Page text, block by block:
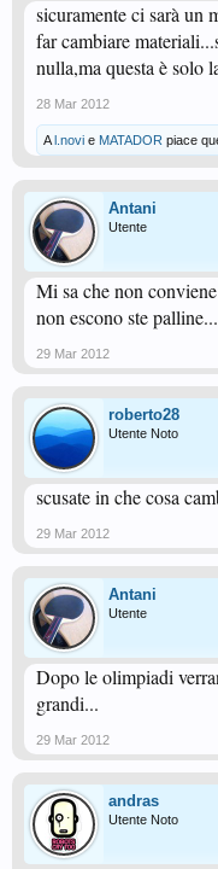
sicuramente ci sarà un
far cambiare
nulla,ma questa è solo
28 Mar 2012
Al.novi e MATADOR piace
Antani
Utente
Mi sa che non
non escono ste palline...
29 Mar 2012
roberto28
Utente Noto
scusate in che cosa
29 Mar 2012
Antani
Utente
Dopo le olimpiadi
grandi...
29 Mar 2012
andras
Utente Noto